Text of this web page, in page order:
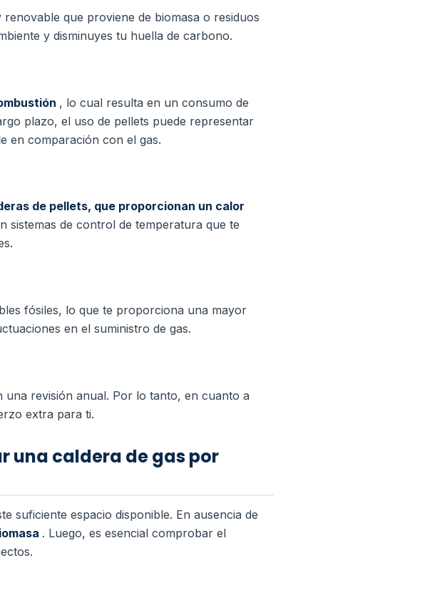
que proviene de biomasa o residuos
y disminuyes tu huella de carbono.
, lo cual resulta en un consumo de
plazo, el uso de pellets puede representar
en comparación con el gas.
de pellets, que proporcionan un calor
sistemas de control de temperatura que te
fósiles, lo que te proporciona una mayor
en el suministro de gas.
una revisión anual. Por lo tanto, en cuanto a
extra para ti.
una caldera de gas por
suficiente espacio disponible. En ausencia de
. Luego, es esencial comprobar el